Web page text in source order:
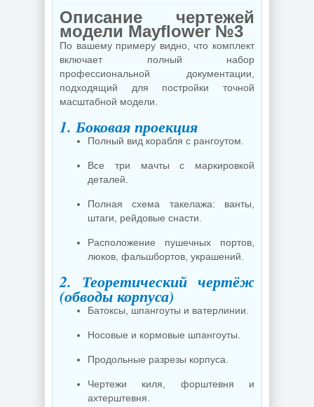
Описание чертежей
модели Mayflower №3
По вашему примеру видно, что комплект
включает полный набор
профессиональной документации,
подходящий для постройки точной
масштабной модели.
1. Боковая проекция
Полный вид корабля с рангоутом.
Все три мачты с маркировкой
деталей.
Полная схема такелажа: ванты,
штаги, рейдовые снасти.
Расположение пушечных портов,
люков, фальшбортов, украшений.
2. Теоретический чертёж
(обводы корпуса)
Батоксы, шпангоуты и ватерлинии.
Носовые и кормовые шпангоуты.
Продольные разрезы корпуса.
Чертежи киля, форштевня и
ахтерштевня.